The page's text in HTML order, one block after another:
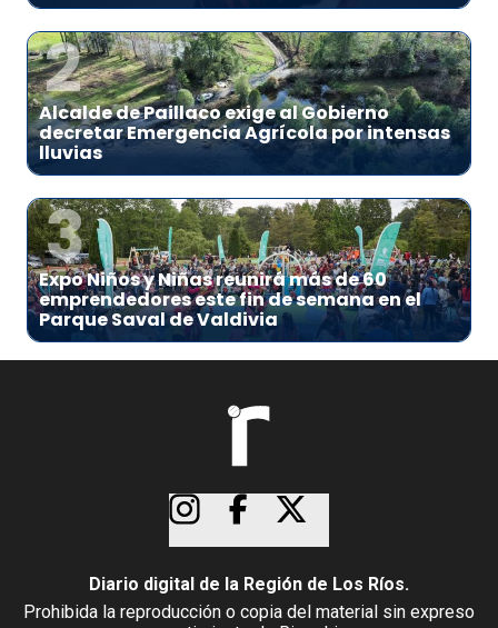
2
Alcalde de Paillaco exige al Gobierno
decretar Emergencia Agrícola por intensas
lluvias
3
Expo Niños y Niñas reunirá más de 60
emprendedores este fin de semana en el
Parque Saval de Valdivia
Diario digital de la Región de Los Ríos.
Prohibida la reproducción o copia del material sin expreso